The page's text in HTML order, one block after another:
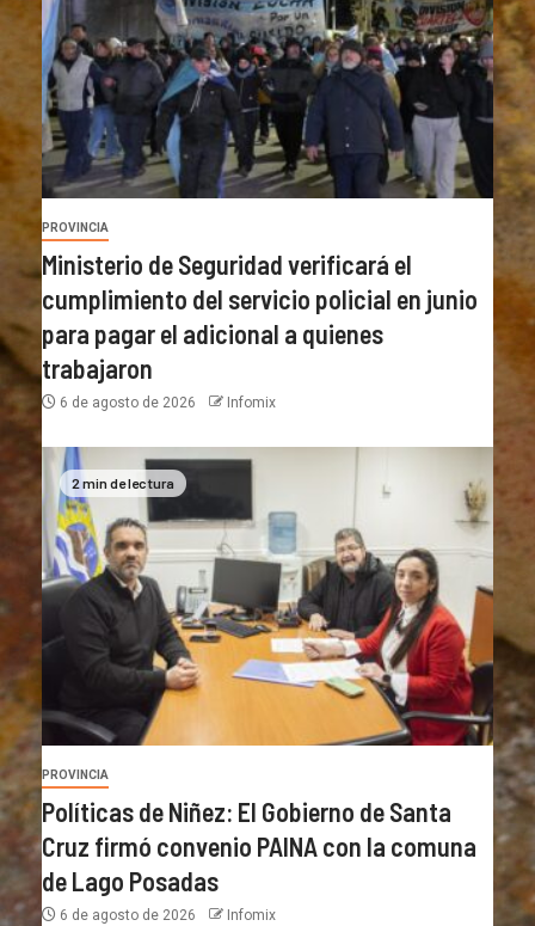
PROVINCIA
Ministerio de Seguridad verificará el
cumplimiento del servicio policial en junio
para pagar el adicional a quienes
trabajaron
6 de agosto de 2026 Infomix
2 min de lectura
PROVINCIA
Políticas de Niñez: El Gobierno de Santa
Cruz firmó convenio PAINA con la comuna
de Lago Posadas
6 de agosto de 2026 Infomix